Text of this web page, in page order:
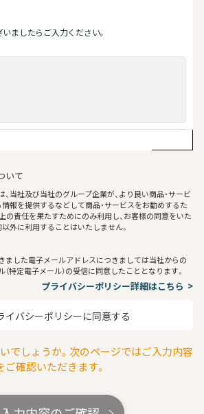
ましたらご⼊⼒ください。
いて
当社及び当社のグループ企業が、より良い商品・サービ
報を提供するなどして商品・サービスをお勧めするた
の責任を果たすためにのみ利用し、お客様の同意をいた
外に利用することはいたしません。
ました電子メールアドレスにつきましては当社からの
特定電子メール）の受信に同意したこととなります。
プライバシーポリシー詳細はこちら
イバシーポリシーに同意する
でしょうか。次のページではご入力内容
ご確認いただきます。